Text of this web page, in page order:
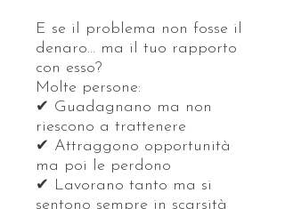
E se il problema non fosse il
denaro… ma il tuo rapporto
con esso?
Molte persone:
✔ Guadagnano ma non
riescono a trattenere
✔ Attraggono opportunità
ma poi le perdono
✔ Lavorano tanto ma si
sentono sempre in scarsità